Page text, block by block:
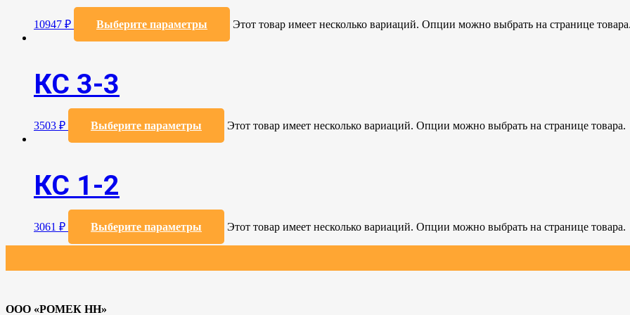
10947 ₽ Выберите параметры Этот товар имеет несколько вариаций. Опции можно выбрать на странице
КС 3-3
3503 ₽ Выберите параметры Этот товар имеет несколько вариаций. Опции можно выбрать на странице товара.
КС 1-2
3061 ₽ Выберите параметры Этот товар имеет несколько вариаций. Опции можно выбрать на странице товара.
ООО «РОМЕК НН»